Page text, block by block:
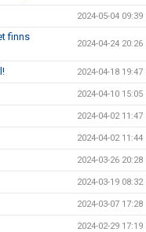
2024-05-04 09:39
finns
2024-04-24 20:26
2024-04-18 19:47
2024-04-10 15:05
2024-04-02 11:47
2024-04-02 11:44
2024-03-26 20:28
2024-03-19 08:32
2024-03-07 17:28
2024-02-29 17:19